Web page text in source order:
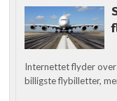
Internettet flyder over
billigste flybilletter,